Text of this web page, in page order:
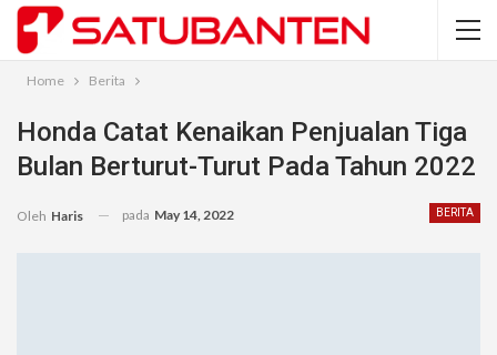
Home Berita
Honda Catat Kenaikan Penjualan Tiga
Bulan Berturut-Turut Pada Tahun 2022
BERITA
Oleh Haris pada May 14, 2022